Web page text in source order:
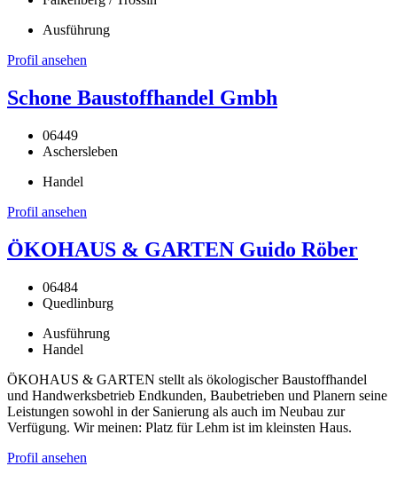
Ausführung
Profil ansehen
Schone Baustoffhandel Gmbh
06449
Aschersleben
Handel
Profil ansehen
ÖKOHAUS & GARTEN Guido Röber
06484
Quedlinburg
Ausführung
Handel
ÖKOHAUS & GARTEN stellt als ökologischer Baustoffhandel
und Handwerksbetrieb Endkunden, Baubetrieben und Planern seine
Leistungen sowohl in der Sanierung als auch im Neubau zur
Verfügung. Wir meinen: Platz für Lehm ist im kleinsten Haus.
Profil ansehen